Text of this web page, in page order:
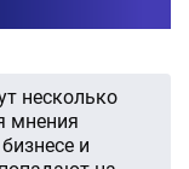
несколько
мнения
и